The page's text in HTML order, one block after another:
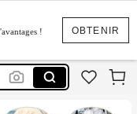
OBTENIR
!